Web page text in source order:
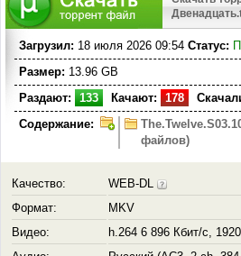
Загрузил: 18 июля 2026 09:54 Статус:
Размер: 13.96 GB
Раздают:
133 Качают: 178
Содержание:
файлов)
Качество:
WEB-DL
Формат:
MKV
Видео:
h.264 6 896 Кбит/с,